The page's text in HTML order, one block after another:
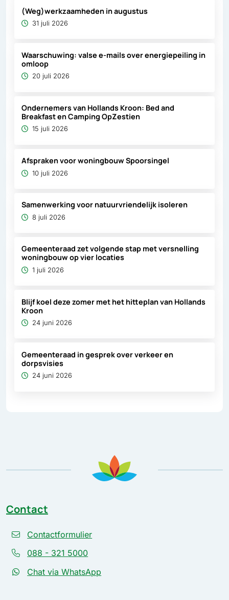
(Weg)werkzaamheden in augustus
31 juli 2026
Waarschuwing: valse e-mails over energiepeiling in
omloop
20 juli 2026
Ondernemers van Hollands Kroon: Bed and
Breakfast en Camping OpZestien
15 juli 2026
Afspraken voor woningbouw Spoorsingel
10 juli 2026
Samenwerking voor natuurvriendelijk isoleren
8 juli 2026
Gemeenteraad zet volgende stap met versnelling
woningbouw op vier locaties
1 juli 2026
Blijf koel deze zomer met het hitteplan van Hollands
Kroon
24 juni 2026
Gemeenteraad in gesprek over verkeer en
dorpsvisies
24 juni 2026
Contact
Contactformulier
088 - 321 5000
Chat via WhatsApp